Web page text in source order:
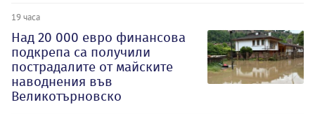
19 часа
Над 20 000 евро финансова
подкрепа са получили
пострадалите от майските
наводнения във
Великотърновско